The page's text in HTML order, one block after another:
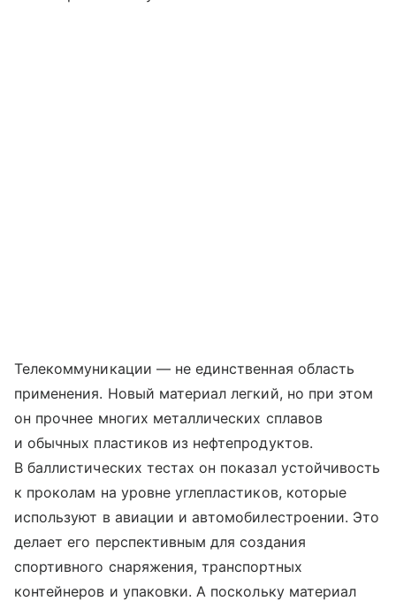
Телекоммуникации — не единственная область
применения. Новый материал легкий, но при этом
он прочнее многих металлических сплавов
и обычных пластиков из нефтепродуктов.
В баллистических тестах он показал устойчивость
к проколам на уровне углепластиков, которые
используют в авиации и автомобилестроении. Это
делает его перспективным для создания
спортивного снаряжения, транспортных
контейнеров и упаковки. А поскольку материал